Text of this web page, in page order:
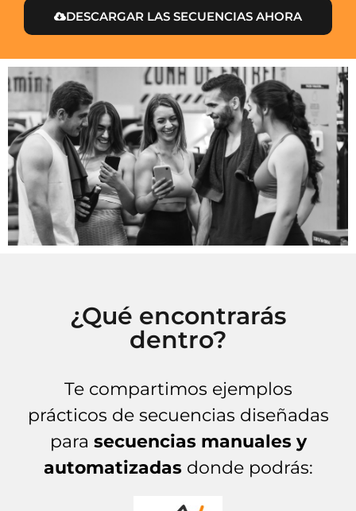
DESCARGAR LAS SECUENCIAS AHORA
¿Qué encontrarás
dentro?
Te compartimos ejemplos
prácticos de secuencias diseñadas
para secuencias manuales y
automatizadasdonde podrás: